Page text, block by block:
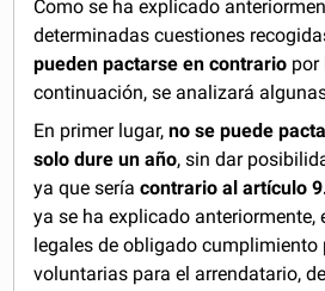
Como se ha explicado
determinadas cuestiones
pueden pactarse en contrario por
continuación, se analizará
En primer lugar,no se puede
solo dure un año, sin dar
ya que seríacontrario al artículo
ya se ha explicado anteriormente,
legales de obligado cumplimiento
voluntarias para el arrendatario,